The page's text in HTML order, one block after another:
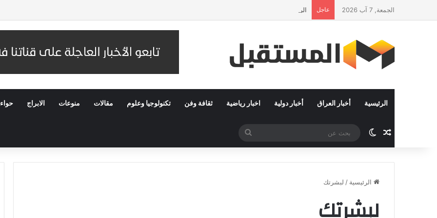
الجمعة, 7 آب 2026 عاجل الرئيس في زيارة رسمية إلى سلطنة عُمان.. والسفير السعودي يستقبل وفد IMF
الرئيسية أخبار العراق أخبار دولية اخبار رياضية ثقافة وفن تكنولوجيا وعلوم مقالات منوعات الابراج حواء
مقال عشوائي
الوضع المظلم
عن
الرئيسية / لبشرتك